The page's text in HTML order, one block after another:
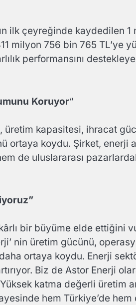
ilk çeyreğinde kaydedilen
milyon 756 bin 765 TL’ye
performansını
Koruyor“
üretim kapasitesi, ihracat
koydu. Şirket, enerji
de uluslararası
bir büyüme elde ettiğini
nin üretim gücünü,
ortaya koydu. Enerji
Biz de Astor Enerji
katma değerli üretim
hem Türkiye’de